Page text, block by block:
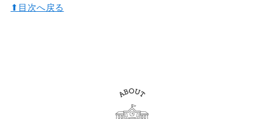
⬆︎目次へ戻る